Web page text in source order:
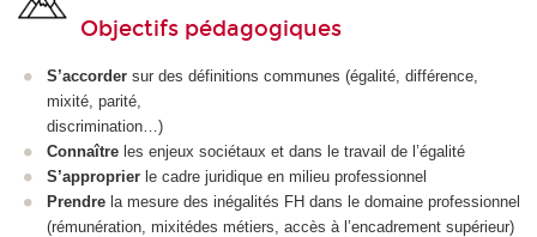
Objectifs pédagogiques
S’accorder sur des définitions communes (égalité, différence,
mixité, parité,
discrimination…)
Connaître les enjeux sociétaux et dans le travail de l’égalité
S’approprier le cadre juridique en milieu professionnel
Prendre la mesure des inégalités FH dans le domaine professionnel
(rémunération, mixitédes métiers, accès à l’encadrement supérieur)